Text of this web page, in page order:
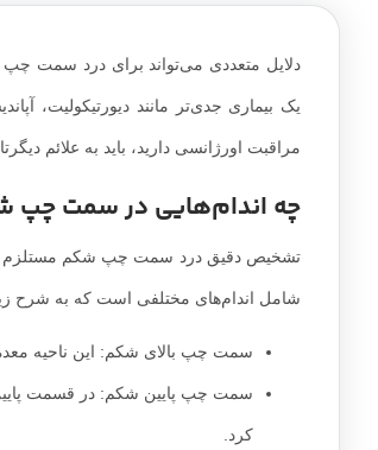
دلایل متعددی می‌تواند برای درد سمت
یک بیماری جدی‌تر مانند دیورتیکولیت،
مراقبت اورژانسی دارید، باید به علائم
چه اندام‌هایی در سمت چپ
تشخیص دقیق درد سمت چپ شکم مستلزم
شامل اندام‌های مختلفی است که به شرح
سمت چپ بالای شکم: این ناحیه
سمت چپ پایین شکم: در قسمت
کرد.